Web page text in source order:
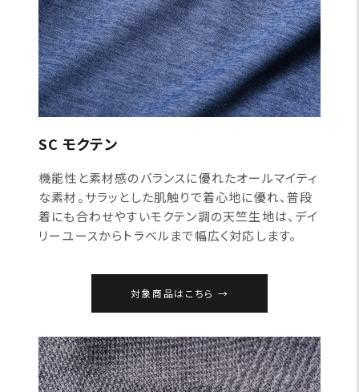
SC モクテン
機能性と素材感のバランスに優れたオールマイティ
な素材。サラッとした肌触りで着心地に優れ、普段
着にも合わせやすいモクテン調の天竺生地は、デイ
リーユースからトラベルまで幅広く対応します。
対象商品はこちら